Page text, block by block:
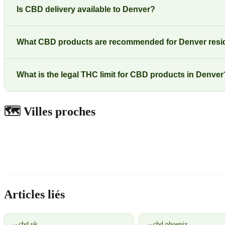
Is CBD delivery available to Denver?
What CBD products are recommended for Denver
What is the legal THC limit for CBD products in
🗺️ Villes proches
Articles liés